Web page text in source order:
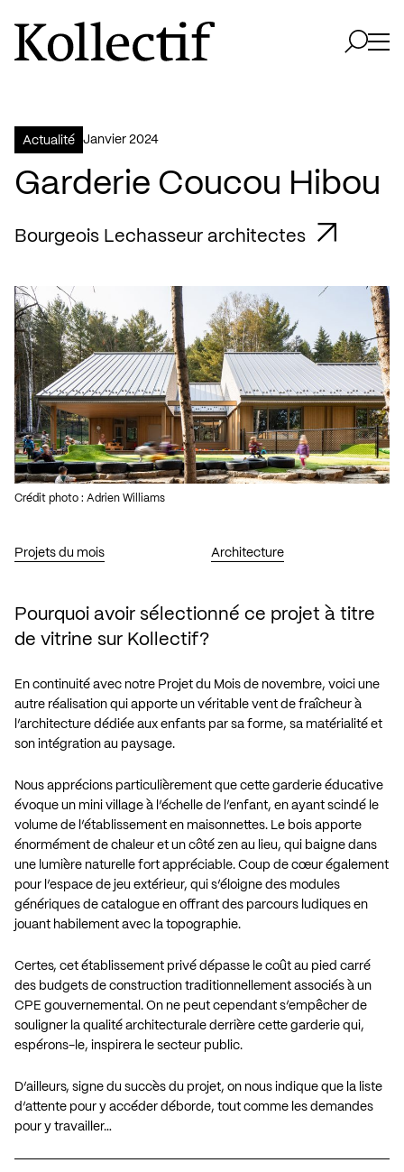
Aller à la page d'accueil
Logo Kollectif
Actualité janvier 2024
Garderie Coucou Hibou
Bourgeois Lechasseur architectes
Projets du mois Architecture
Crédit photo : Adrien Williams
Pourquoi avoir sélectionné ce projet à titre
de vitrine sur Kollectif?
En continuité avec notre Projet du Mois de novembre, voici une
autre réalisation qui apporte un véritable vent de fraîcheur à
l’architecture dédiée aux enfants par sa forme, sa matérialité et
son intégration au paysage.
Nous apprécions particulièrement que cette garderie éducative
évoque un mini village à l’échelle de l’enfant, en ayant scindé le
volume de l’établissement en maisonnettes. Le bois apporte
énormément de chaleur et un côté zen au lieu, qui baigne dans
une lumière naturelle fort appréciable. Coup de cœur également
pour l’espace de jeu extérieur, qui s’éloigne des modules
génériques de catalogue en offrant des parcours ludiques en
jouant habilement avec la topographie.
Certes, cet établissement privé dépasse le coût au pied carré
des budgets de construction traditionnellement associés à un
CPE gouvernemental. On ne peut cependant s’empêcher de
souligner la qualité architecturale derrière cette garderie qui,
espérons-le, inspirera le secteur public.
D’ailleurs, signe du succès du projet, on nous indique que la liste
d’attente pour y accéder déborde, tout comme les demandes
pour y travailler…